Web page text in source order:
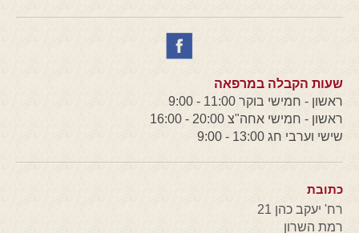
שעות הקבלה במרפאה
ראשון - חמישי בוקר 11:00 - 9:00
ראשון - חמישי אחה"צ 20:00 - 16:00
שישי וערבי חג 13:00 - 9:00
כתובת
רח' יעקב כהן 21
רמת השרון